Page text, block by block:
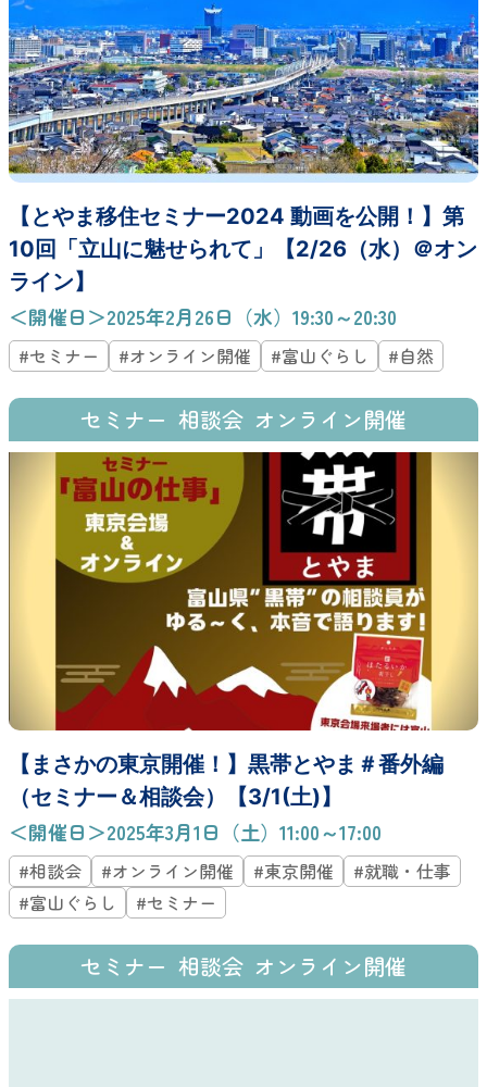
【とやま移住セミナー2024 動画を公開！】第
10回「立山に魅せられて」【2/26（水）＠オン
ライン】
＜開催日＞2025年2月26日（水）19:30～20:30
#セミナー #オンライン開催 #富山ぐらし #自然
セミナー 相談会 オンライン開催
【まさかの東京開催！】黒帯とやま＃番外編
（セミナー＆相談会）【3/1(土)】
＜開催日＞2025年3月1日（土）11:00～17:00
#相談会 #オンライン開催 #東京開催
#就職・仕事
#富山ぐらし
#セミナー
セミナー 相談会 オンライン開催